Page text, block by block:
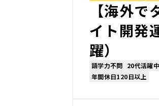
【海外
イト開発
躍）
語学力不問 20代活躍中
年間休日120日以上